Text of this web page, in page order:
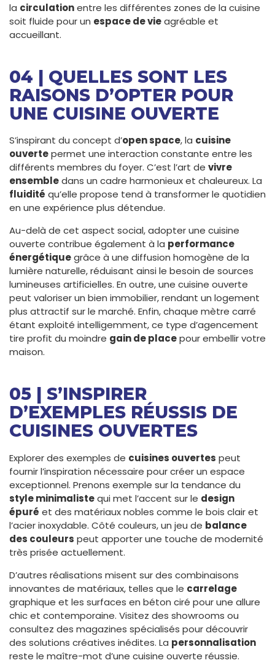
la circulationentre les différentes zones de la cuisine
soit fluide pour un espace de vieagréable et
accueillant.
04 | QUELLES SONT LES
RAISONS D’OPTER POUR
UNE CUISINE OUVERTE
S’inspirant du concept d’open space, la cuisine
ouvertepermet une interaction constante entre les
différents membres du foyer. C’est l’art de vivre
ensembledans un cadre harmonieux et chaleureux. La
fluidité qu’elle propose tend à transformer le quotidien
en une expérience plus détendue.
Au-delà de cet aspect social, adopter une cuisine
ouverte contribue également à la performance
énergétiquegrâce à une diffusion homogène de la
lumière naturelle, réduisant ainsi le besoin de sources
lumineuses artificielles. En outre, une cuisine ouverte
peut valoriser un bien immobilier, rendant un logement
plus attractif sur le marché. Enfin, chaque mètre carré
étant exploité intelligemment, ce type d’agencement
tire profit du moindre gain de placepour embellir votre
maison.
05 | S’INSPIRER
D’EXEMPLES RÉUSSIS DE
CUISINES OUVERTES
Explorer des exemples de cuisines ouvertes peut
fournir l’inspiration nécessaire pour créer un espace
exceptionnel. Prenons exemple sur la tendance du
style minimalistequi met l’accent sur le design
épuré et des matériaux nobles comme le bois clair et
l’acier inoxydable. Côté couleurs, un jeu de balance
des couleurs peut apporter une touche de modernité
très prisée actuellement.
D’autres réalisations misent sur des combinaisons
innovantes de matériaux, telles que le carrelage
graphique et les surfaces en béton ciré pour une allure
chic et contemporaine. Visitez des showrooms ou
consultez des magazines spécialisés pour découvrir
des solutions créatives inédites. La personnalisation
reste le maître-mot d’une cuisine ouverte réussie.